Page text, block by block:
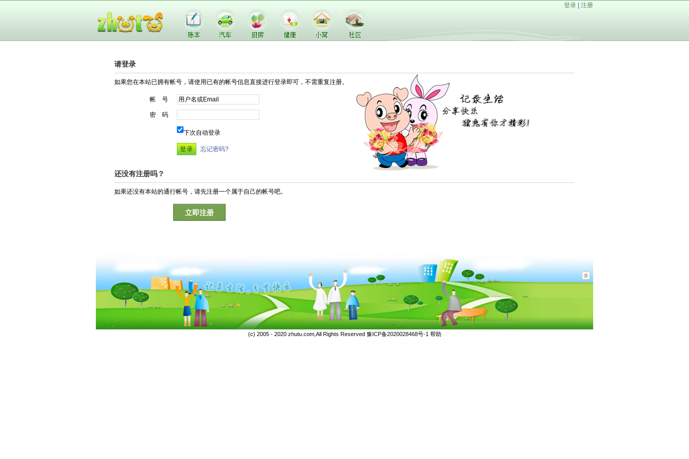
登录 注册
请登录
如果您在本站已拥有帐号，请使用已有的帐号信息直接进行登录即可，不需重复注册。
帐 号
密 码
下次自动登录
忘记密码?
还没有注册吗？
如果还没有本站的通行帐号，请先注册一个属于自己的帐号吧。
立即注册
(c) 2005 - 2020 zhutu.com,All Rights Reserved 豫ICP备2020028468号-1 帮助